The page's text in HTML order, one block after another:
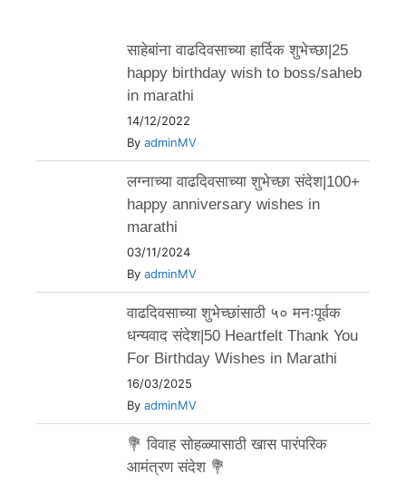
साहेबांना वाढदिवसाच्या हार्दिक शुभेच्छा|25
happy birthday wish to boss/saheb
in marathi
14/12/2022
By adminMV
लग्नाच्या वाढदिवसाच्या शुभेच्छा संदेश|100+
happy anniversary wishes in
marathi
03/11/2024
By adminMV
वाढदिवसाच्या शुभेच्छांसाठी ५० मनःपूर्वक
धन्यवाद संदेश|50 Heartfelt Thank You
For Birthday Wishes in Marathi
16/03/2025
By adminMV
💐 विवाह सोहळ्यासाठी खास पारंपरिक
आमंत्रण संदेश 💐